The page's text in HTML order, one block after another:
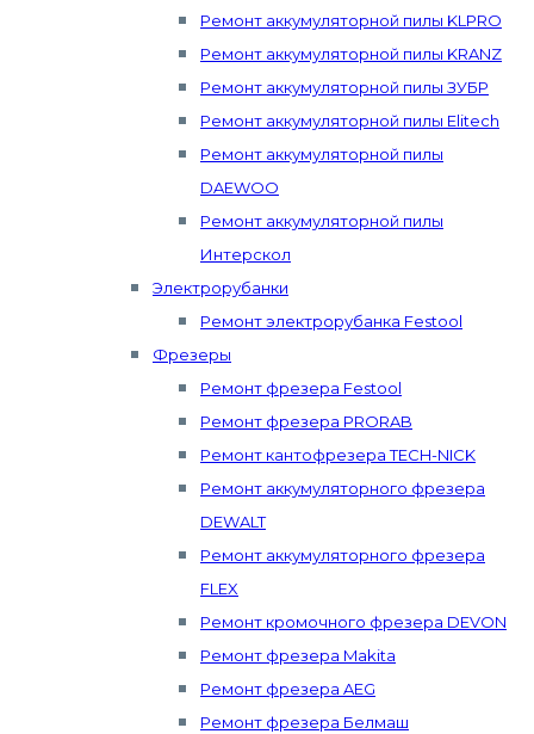
Ремонт аккумуляторной пилы KLPRO
Ремонт аккумуляторной пилы KRANZ
Ремонт аккумуляторной пилы ЗУБР
Ремонт аккумуляторной пилы Elitech
Ремонт аккумуляторной пилы
DAEWOO
Ремонт аккумуляторной пилы
Интерскол
Электрорубанки
Ремонт электрорубанка Festool
Фрезеры
Ремонт фрезера Festool
Ремонт фрезера PRORAB
Ремонт кантофрезера TECH-NICK
Ремонт аккумуляторного фрезера
DEWALT
Ремонт аккумуляторного фрезера
FLEX
Ремонт кромочного фрезера DEVON
Ремонт фрезера Makita
Ремонт фрезера AEG
Ремонт фрезера Белмаш